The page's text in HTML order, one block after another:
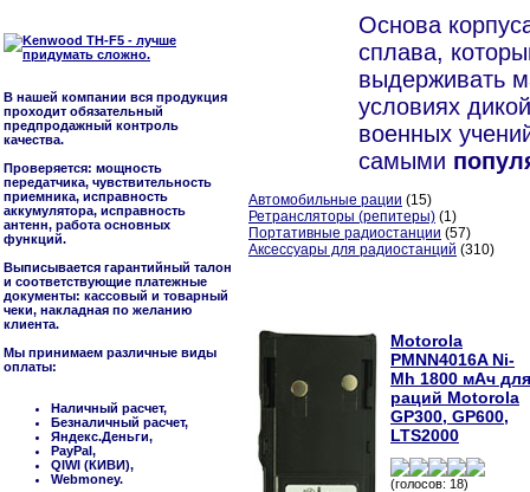
В нашей компании вся продукция
проходит обязательный
предпродажный контроль
качества.
Проверяется: мощность
передатчика, чувствительность
приемника, исправность
аккумулятора, исправность
антенн, работа основных
функций.
Выписывается гарантийный талон
и соответствующие платежные
документы: кассовый и товарный
чеки, накладная по желанию
клиента.
Мы принимаем различные виды
оплаты:
Наличный расчет,
Безналичный расчет,
Яндекс.Деньги,
PayPal,
QIWI (КИВИ),
Webmoney.
Основа
сплава,
выдерживать
условиях
военных
самыми
Автомобильные рации (15)
Ретрансляторы (репитеры) (1)
Портативные радиостанции (57)
Аксессуары для радиостанций (310)
Motorola
PMNN4016A Ni-
Mh 1800 мАч для
раций Motorola
GP300, GP600,
LTS2000
(голосов: 18)